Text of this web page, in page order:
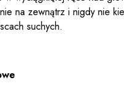
na zewnątrz i nigdy nie
suchych.